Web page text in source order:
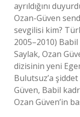
ayrıldığını
Ozan-Güven
sevgilisi kim?
2005–2010)
Saylak, Ozan
dizisinin yeni
Bulutsuz’a
Güven, Babil
Ozan Güven’in